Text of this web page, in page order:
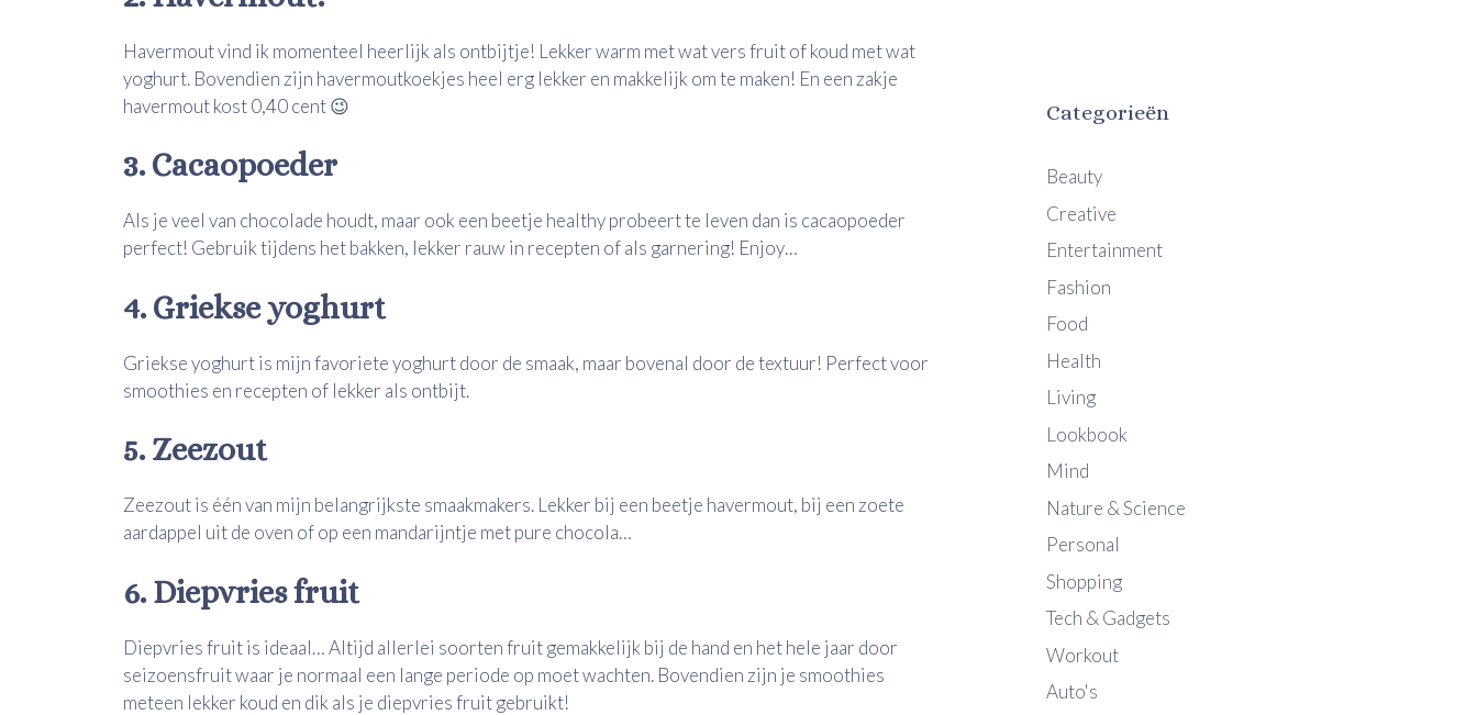
Havermout vind ik momenteel heerlijk als ontbijtje! Lekker warm met wat vers fruit of koud met wat
yoghurt. Bovendien zijn havermoutkoekjes heel erg lekker en makkelijk om te maken! En een zakje
havermout kost 0,40 cent 😉
3. Cacaopoeder
Als je veel van chocolade houdt, maar ook een beetje healthy probeert te leven dan is cacaopoeder
perfect! Gebruik tijdens het bakken, lekker rauw in recepten of als garnering! Enjoy…
4. Griekse yoghurt
Griekse yoghurt is mijn favoriete yoghurt door de smaak, maar bovenal door de textuur! Perfect voor
smoothies en recepten of lekker als ontbijt.
5. Zeezout
Zeezout is één van mijn belangrijkste smaakmakers. Lekker bij een beetje havermout, bij een zoete
aardappel uit de oven of op een mandarijntje met pure chocola…
6. Diepvries fruit
Diepvries fruit is ideaal… Altijd allerlei soorten fruit gemakkelijk bij de hand en het hele jaar door
seizoensfruit waar je normaal een lange periode op moet wachten. Bovendien zijn je smoothies
meteen lekker koud en dik als je diepvries fruit gebruikt!
Categorieën
Beauty
Creative
Entertainment
Fashion
Food
Health
Living
Lookbook
Mind
Nature & Science
Personal
Shopping
Tech & Gadgets
Workout
Auto's